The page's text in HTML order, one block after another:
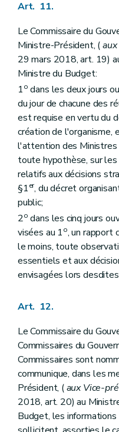
Art. 11.
Le Commissaire du
Ministre-Président, (
29 mars 2018, art. 19)
Ministre du Budget:
1o dans les deux jours
du jour de chacune des
est requise en vertu du
création de l'organisme,
l'attention des
toute hypothèse, sur
relatifs aux décisions
§1er, du décret
public;
2o dans les cinq jours
visées au 1o, un rapport
le moins, toute
essentiels et aux
envisagées lors
Art. 12.
Le Commissaire du
Commissaires du
Commissaires sont
communique, dans les
Président, (aux Vice-
2018, art. 20) au
Budget, les